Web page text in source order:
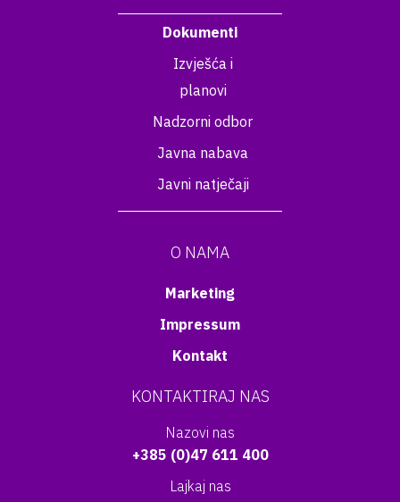
Dokumenti
Izvješća i
planovi
Nadzorni odbor
Javna nabava
Javni natječaji
O NAMA
Marketing
Impressum
Kontakt
KONTAKTIRAJ NAS
Nazovi nas
+385 (0)47 611 400
Lajkaj nas